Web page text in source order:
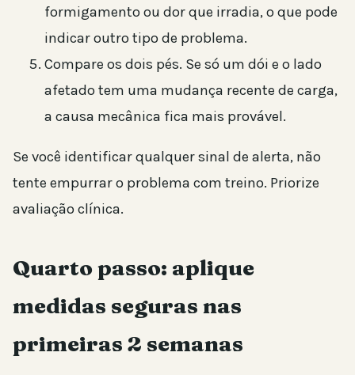
formigamento ou dor que irradia, o que pode
indicar outro tipo de problema.
Compare os dois pés. Se só um dói e o lado
afetado tem uma mudança recente de carga,
a causa mecânica fica mais provável.
Se você identificar qualquer sinal de alerta, não
tente empurrar o problema com treino. Priorize
avaliação clínica.
Quarto passo: aplique
medidas seguras nas
primeiras 2 semanas